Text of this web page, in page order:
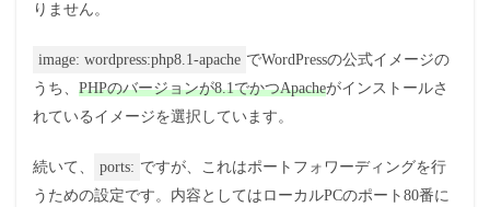
りません。
image: wordpress:php8.1-apache でWordPressの公式イメージの
うち、 PHPのバージョンが8.1でかつApacheがインストールさ
れているイメージを選択しています。
続いて、 ports: ですが、これはポートフォワーディングを行
うための設定です。内容としてはローカルPCのポート80番に